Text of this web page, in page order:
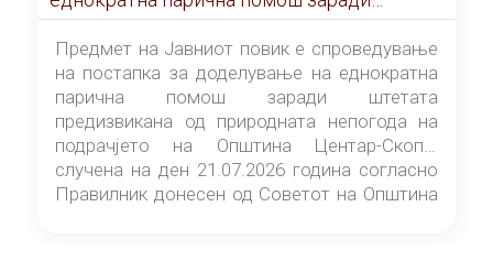
штетата предизвикана од природната
непогода на подрачјето на Општина
Центар-Скопје случена на ден 21.07.2026
година
Предмет на Јавниот повик е спроведување
на постапка за доделување на еднократна
парична помош заради штетата
предизвикана од природната непогода на
подрачјето на Општина Центар-Скопје
случена на ден 21.07.2026 година согласно
Правилник донесен од Советот на Општина